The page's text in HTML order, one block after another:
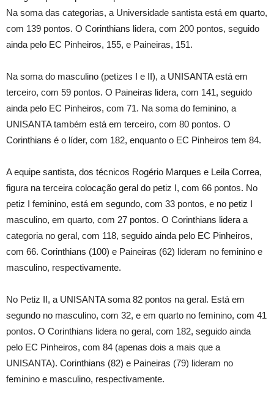
Na soma das categorias, a Universidade santista está em quarto,
com 139 pontos. O Corinthians lidera, com 200 pontos, seguido
ainda pelo EC Pinheiros, 155, e Paineiras, 151.
Na soma do masculino (petizes I e II), a UNISANTA está em
terceiro, com 59 pontos. O Paineiras lidera, com 141, seguido
ainda pelo EC Pinheiros, com 71. Na soma do feminino, a
UNISANTA também está em terceiro, com 80 pontos. O
Corinthians é o líder, com 182, enquanto o EC Pinheiros tem 84.
A equipe santista, dos técnicos Rogério Marques e Leila Correa,
figura na terceira colocação geral do petiz I, com 66 pontos. No
petiz I feminino, está em segundo, com 33 pontos, e no petiz I
masculino, em quarto, com 27 pontos. O Corinthians lidera a
categoria no geral, com 118, seguido ainda pelo EC Pinheiros,
com 66. Corinthians (100) e Paineiras (62) lideram no feminino e
masculino, respectivamente.
No Petiz II, a UNISANTA soma 82 pontos na geral. Está em
segundo no masculino, com 32, e em quarto no feminino, com 41
pontos. O Corinthians lidera no geral, com 182, seguido ainda
pelo EC Pinheiros, com 84 (apenas dois a mais que a
UNISANTA). Corinthians (82) e Paineiras (79) lideram no
feminino e masculino, respectivamente.